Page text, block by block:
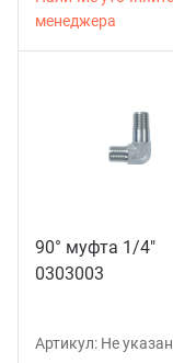
менеджера
90° муфта 1/4"
0303003
Артикул: Не указан